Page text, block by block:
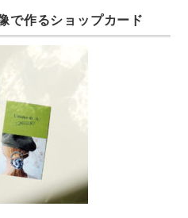
で作るショップカード